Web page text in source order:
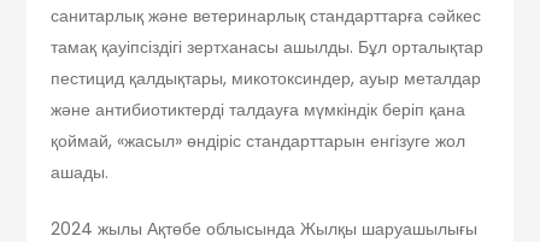
санитарлық және ветеринарлық стандарттарға сәйкес
тамақ қауіпсіздігі зертханасы ашылды. Бұл орталықтар
пестицид қалдықтары, микотоксиндер, ауыр металдар
және антибиотиктерді талдауға мүмкіндік беріп қана
қоймай, «жасыл» өндіріс стандарттарын енгізуге жол
ашады.
2024 жылы Ақтөбе облысында Жылқы шаруашылығы